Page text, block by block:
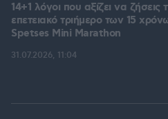
14+1 λόγοι που αξίζει να ζήσεις
επετειακό τριήμερο των 15
Spetses Mini Marathon
31.07.2026, 11:04